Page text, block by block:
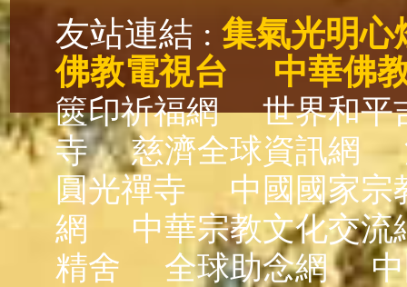
友站連結 : 集氣光明心
佛教電視台
中華佛
篋印祈福網
世界和平
寺
慈濟全球資訊網
圓光禪寺
中國國家宗
網
中華宗教文化交流
精舍
全球助念網